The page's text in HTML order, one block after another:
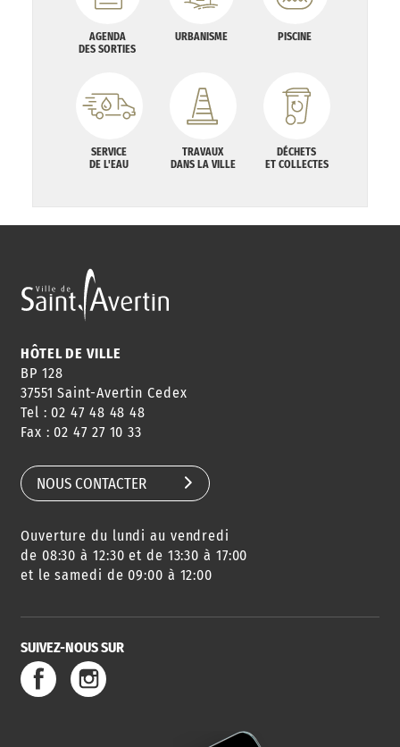
AGENDA
DES SORTIES
URBANISME PISCINE
SERVICE
DE L'EAU
TRAVAUX
DANS LA VILLE
DÉCHETS
ET COLLECTES
HÔTEL DE VILLE
BP 128
37551 Saint-Avertin Cedex
Tel : 02 47 48 48 48
Fax : 02 47 27 10 33
NOUS CONTACTER
Ouverture du lundi au vendredi
de 08:30 à 12:30 et de 13:30 à 17:00
et le samedi de 09:00 à 12:00
SUIVEZ-NOUS SUR